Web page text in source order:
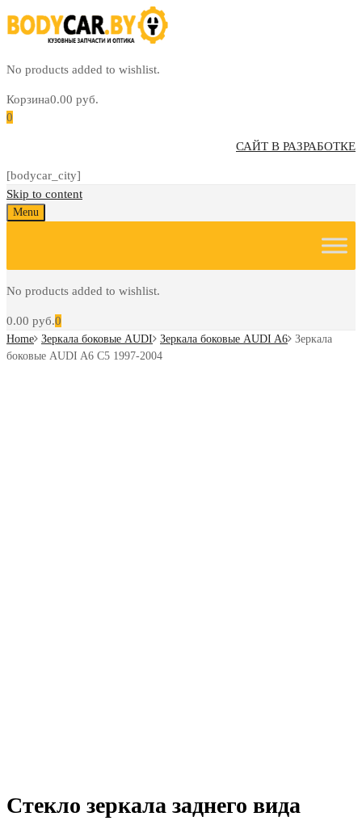
No products added to wishlist.
Корзина0.00 руб.
0
САЙТ В РАЗРАБОТКЕ
[bodycar_city]
Skip to content
Menu
No products added to wishlist.
0.00 руб.0
Home Зеркала боковые AUDI Зеркала боковые AUDI A6 Зеркала
боковые AUDI A6 C5 1997-2004
Стекло зеркала заднего вида